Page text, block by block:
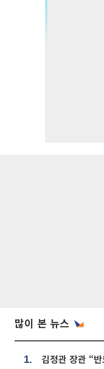
많이 본 뉴스
1.